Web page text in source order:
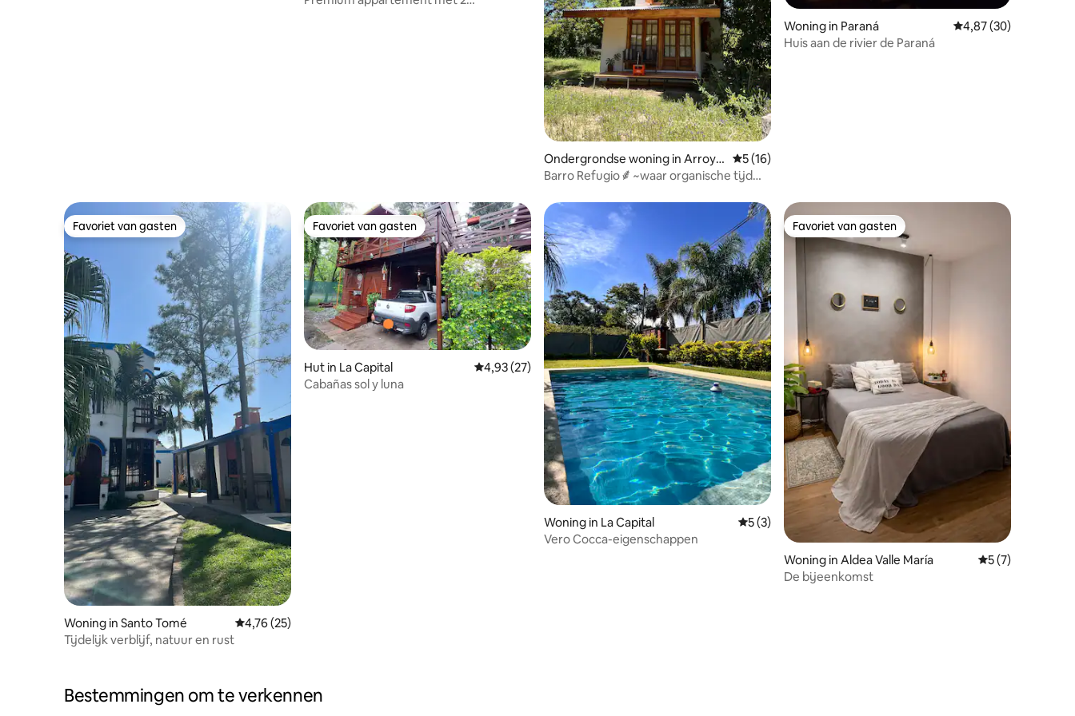
Ondergrondse woning in Arroyo
Leyes
Gemiddelde beoordeling van 5 uit 5, 16 recensies
5 (16)
Barro Refugio ⸙ ~waar organische tijd
Woning in Paraná Gemiddelde
4,87 (30)
Huis aan de rivier de Paraná
Favoriet van gasten
Favoriet van gasten
Woning in Santo Tomé Gemiddelde beoordeling van 4,76 uit 5, 25 recensies
4,76 (25)
Tijdelijk verblijf, natuur en rust
Favoriet van gasten
Favoriet van gasten
Hut in La Capital Gemiddelde beoordeling van 4,93 uit 5, 27 recensies
4,93 (27)
Cabañas sol y luna
Woning in La Capital Gemiddelde beoordeling van 5 uit 5, 3 recensies
5 (3)
Vero Cocca-eigenschappen
Favoriet van gasten
Favoriet van gasten
Woning in Aldea Valle María Gemiddelde
5 (7)
De bijeenkomst
Bestemmingen om te verkennen